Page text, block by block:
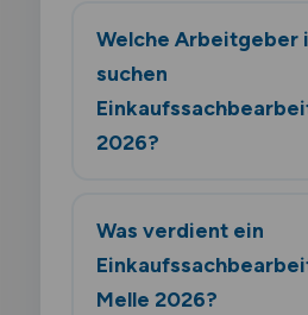
Welche Arbeitgeber
suchen
2026?
Was verdient ein
Melle 2026?